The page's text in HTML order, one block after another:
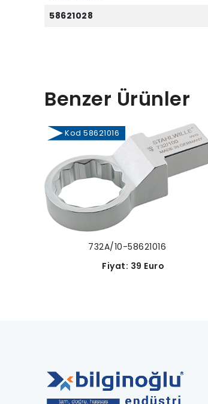
58621028
Benzer Ürünler
Kod 58621016
732A/10-58621016
Fiyat: 39 Euro